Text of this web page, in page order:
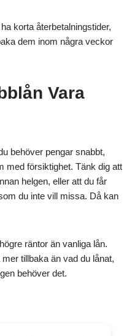
korta återbetalningstider,
dem inom några veckor
Vara
behöver pengar snabbt,
med försiktighet. Tänk dig att
helgen, eller att du får
du inte vill missa. Då kan
räntor än vanliga lån.
tillbaka än vad du lånat,
behöver det.